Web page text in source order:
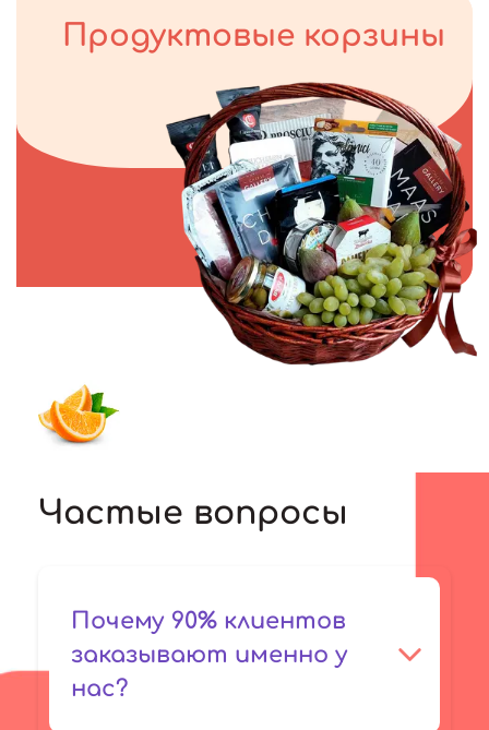
Продуктовые корзины
Частые вопросы
Почему 90% клиентов
заказывают именно у
нас?